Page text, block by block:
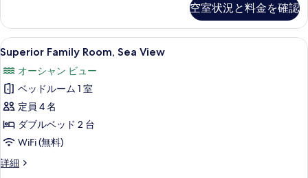
ュ
ー
す
べ
て
の
写
真
ビ
ュ
ー
詳
細
の
す
べ
て
の
写
真
を
表
ア
ル
ー
(Family)
の
細
空室状況と料金を確認
Superior
Family
Room,
Sea
View
の
す
べ
ミニバー、セーフティボックス (室
5
Superior Family Room, Sea View
オーシャン ビュー
ベッドルーム 1 室
定員 4 名
ダブルベッド 2 台
WiFi (無料)
詳細
Superior